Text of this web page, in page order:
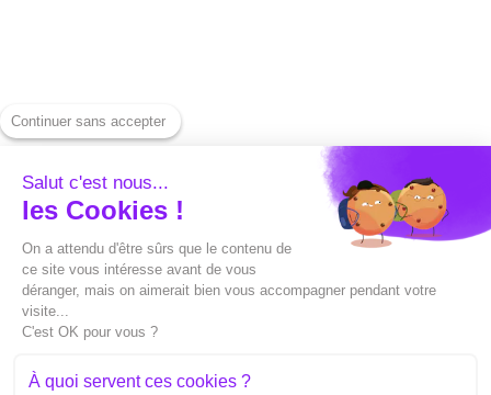
Continuer sans accepter
Salut c'est nous...
les Cookies !
On a attendu d'être sûrs que le contenu de
ce site vous intéresse avant de vous
déranger, mais on aimerait bien vous accompagner pendant votre
visite...
C'est OK pour vous ?
À quoi servent ces cookies ?